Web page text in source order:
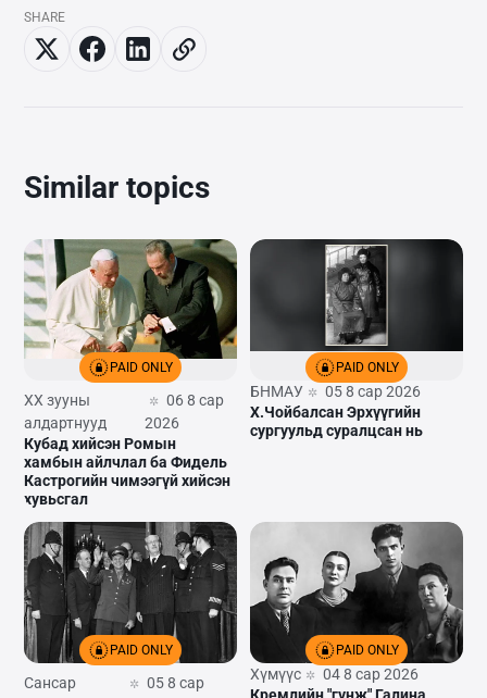
SHARE
Similar topics
PAID ONLY
XX зууны
алдартнууд
06 8 сар
2026
Кубад хийсэн Ромын
хамбын айлчлал ба Фидель
Кастрогийн чимээгүй хийсэн
хувьсгал
PAID ONLY
БНМАУ
05 8 сар 2026
Х.Чойбалсан Эрхүүгийн
сургуульд суралцсан нь
PAID ONLY
Сансар
05 8 сар
PAID ONLY
Хүмүүс
04 8 сар 2026